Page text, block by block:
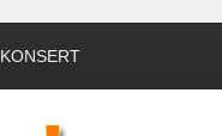
KONSERT